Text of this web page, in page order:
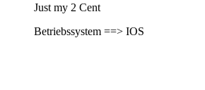
Just my 2 Cent
Betriebssystem ==> IOS